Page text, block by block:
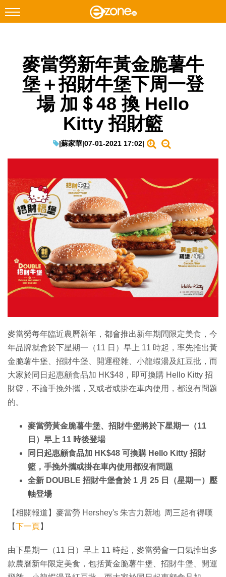
Facebook Instagram
科技焦點
網絡生活
EduTech
IT Times
生成式AI與雲端應用
Enterprise Digital Transformation
特集
麥當勞新年黃金脆薯牛
堡＋招財牛堡下周一登
場 加＄48 換 Hello
Kitty 招財籃
|蘇家華|07-01-2021 17:02|
麥當勞每年臨近農曆新年，都會推出新年期間限定美食，今
年品牌就會於下星期一（11 日）早上 11 時起，率先推出黃
金脆薯牛堡、招財牛堡、開運橙雜、小龍蝦湯及紅豆批，而
大家於同日起惠顧食品加 HK$48，即可換購 Hello Kitty 招
財籃，不論手挽外攜，又或者或掛在車內使用，都沒有問題
的。
麥當勞黃金脆薯牛堡、招財牛堡將於下星期一（11
日）早上 11 時後登場
同日起惠顧食品加 HK$48 可換購 Hello Kitty 招財
籃，手挽外攜或掛在車內使用都沒有問題
全新 DOUBLE 招財牛堡會於 1 月 25 日（星期一）壓
軸登場
【相關報道】麥當勞 Hershey's 朱古力新地 周三起有得嘆
【下一頁】
由下星期一（11 日）早上 11 時起，麥當勞會一口氣推出多
款農曆新年限定美食，包括黃金脆薯牛堡、招財牛堡、開運